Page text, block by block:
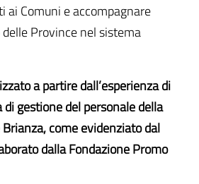
ai Comuni e accompagnare
Province nel sistema
a partire dall’esperienza di
gestione del personale della
come evidenziato dal
dalla Fondazione Promo